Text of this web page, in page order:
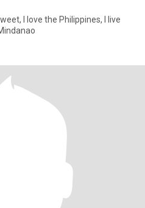
I love the Philippines, I live